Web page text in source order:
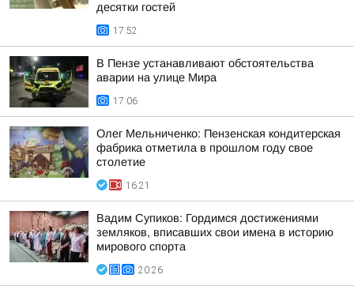
десятки гостей
17:52
В Пензе устанавливают обстоятельства
аварии на улице Мира
17:06
Олег Мельниченко: Пензенская кондитерская
фабрика отметила в прошлом году свое
столетие
16:21
Вадим Супиков: Гордимся достижениями
земляков, вписавших свои имена в историю
мирового спорта
20:26